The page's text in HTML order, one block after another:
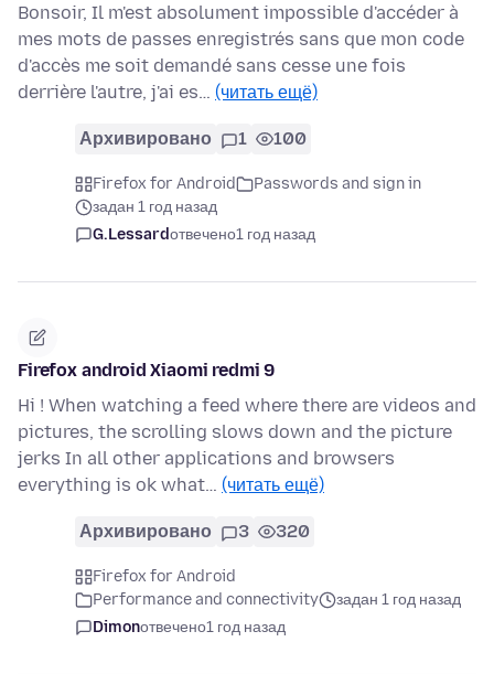
Bonsoir, Il m'est absolument impossible d'accéder à
mes mots de passes enregistrés sans que mon code
d'accès me soit demandé sans cesse une fois
derrière l'autre, j'ai es… (читать ещё)
Архивировано 1 100
Firefox for Android
Passwords and sign in
задан 1 год назад
G.Lessardотвечено1 год назад
Firefox android Xiaomi redmi 9
Hi ! When watching a feed where there are videos and
pictures, the scrolling slows down and the picture
jerks In all other applications and browsers
everything is ok what… (читать ещё)
Архивировано 3 320
Firefox for Android
Performance and connectivity
задан 1 год назад
Dimonотвечено1 год назад